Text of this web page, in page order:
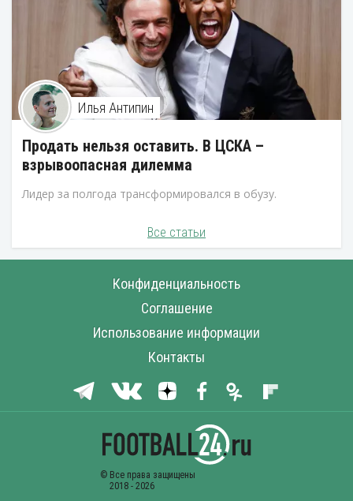
Илья Антипин
Продать нельзя оставить. В ЦСКА –
взрывоопасная дилемма
Лидер за полгода трансформировался в обузу.
Все статьи
Конфиденциальность
Соглашение
Использование информации
Контакты